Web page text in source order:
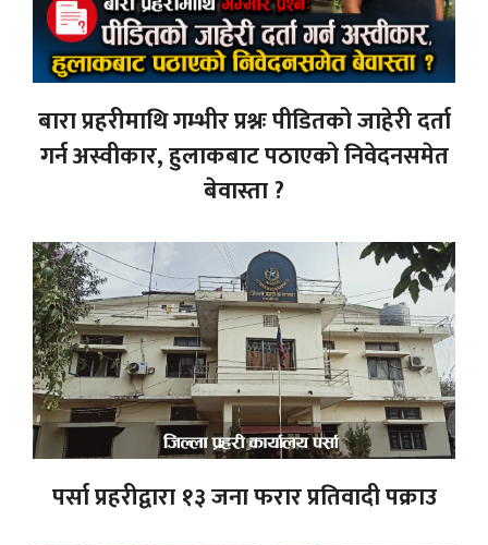
बारा प्रहरीमाथि गम्भीर प्रश्नः पीडितको जाहेरी दर्ता
गर्न अस्वीकार, हुलाकबाट पठाएको निवेदनसमेत
बेवास्ता ?
पर्सा प्रहरीद्वारा १३ जना फरार प्रतिवादी पक्राउ